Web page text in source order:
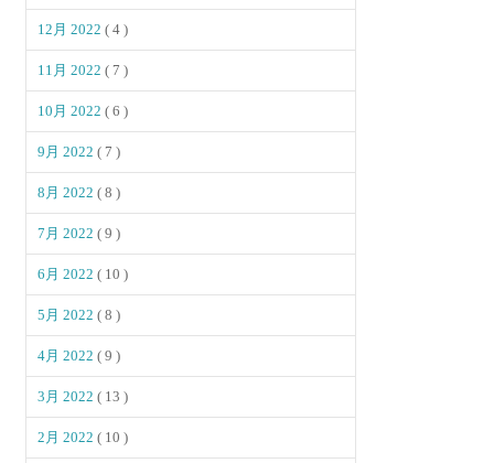
12月 2022( 4 )
11月 2022( 7 )
10月 2022( 6 )
9月 2022( 7 )
8月 2022( 8 )
7月 2022( 9 )
6月 2022( 10 )
5月 2022( 8 )
4月 2022( 9 )
3月 2022( 13 )
2月 2022( 10 )